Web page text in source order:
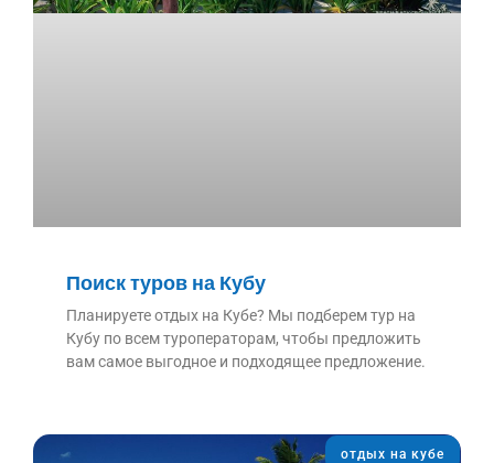
Поиск туров на Кубу
Планируете отдых на Кубе? Мы подберем тур на
Кубу по всем туроператорам, чтобы предложить
вам самое выгодное и подходящее предложение.
отдых на кубе